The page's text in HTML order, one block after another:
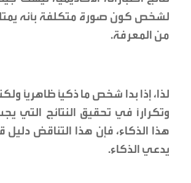
لشخص كون صورة متكلفة بأنه
من المعرفة.
لذا، إذا بدا شخص ما ذكياً ظاهرياً
وتكراراً في تحقيق النتائج التي
هذا الذكاء، فإن هذا التناقض
يدعي الذكاء.